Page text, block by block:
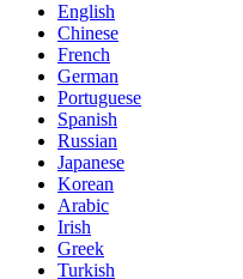
English
Chinese
French
German
Portuguese
Spanish
Russian
Japanese
Korean
Arabic
Irish
Greek
Turkish